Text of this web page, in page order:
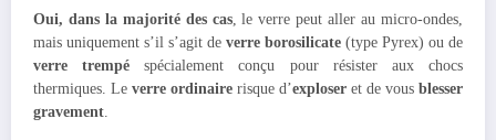
Oui, dans la majorité des cas, le verre peut aller au micro-ondes,
mais uniquement s’il s’agit de verre borosilicate (type Pyrex) ou de
verre trempé spécialement conçu pour résister aux chocs
thermiques. Le verre ordinaire risque d’exploser et de vous blesser
gravement